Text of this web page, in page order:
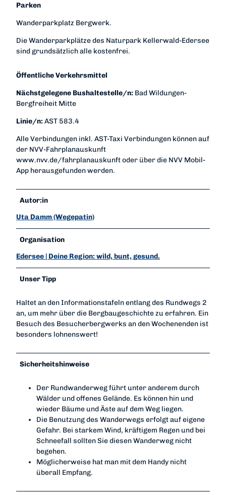
Parken
Wanderparkplatz Bergwerk.
Die Wanderparkplätze des Naturpark Kellerwald-Edersee
sind grundsätzlich alle kostenfrei.
Öffentliche Verkehrsmittel
Nächstgelegene Bushaltestelle/n: Bad Wildungen-
Bergfreiheit Mitte
Linie/n:AST 583.4
Alle Verbindungen inkl. AST-Taxi Verbindungen können auf
der NVV-Fahrplanauskunft
www.nvv.de/fahrplanauskunft oder über die NVV Mobil-
App herausgefunden werden.
Autor:in
Uta Damm (Wegepatin)
Organisation
Edersee | Deine Region: wild, bunt, gesund.
Unser Tipp
Haltet an den Informationstafeln entlang des Rundwegs 2
an, um mehr über die Bergbaugeschichte zu erfahren. Ein
Besuch des Besucherbergwerks an den Wochenenden ist
besonders lohnenswert!
Sicherheitshinweise
Der Rundwanderweg führt unter anderem durch
Wälder und offenes Gelände. Es können hin und
wieder Bäume und Äste auf dem Weg liegen.
Die Benutzung des Wanderwegs erfolgt auf eigene
Gefahr. Bei starkem Wind, kräftigem Regen und bei
Schneefall sollten Sie diesen Wanderweg nicht
begehen.
Möglicherweise hat man mit dem Handy nicht
überall Empfang.